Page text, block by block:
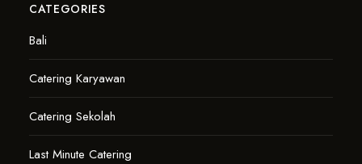
CATEGORIES
Bali
Catering Karyawan
Catering Sekolah
Last Minute Catering